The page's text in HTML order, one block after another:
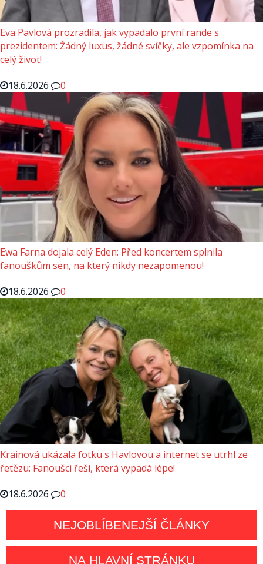
Eva Pavlová prozradila, jak vypadalo první rande s
prezidentem: Žádný luxus, žádné svíčky, ale vzpomínka na
celý život!
18.6.2026
0
Ewa Farna dojala celý Eden: Před koncertem splnila
fanouškům sen, na který nikdy nezapomenou!
18.6.2026
0
Krainová ukázala fotku s Havlovou a internet se utrhl ze
řetězu: Fanoušci řeší, která vypadá lépe!
18.6.2026
0
NEJOBLÍBENEJŠÍ ČLÁNKY
NA HLAVNÍ STRÁNKU